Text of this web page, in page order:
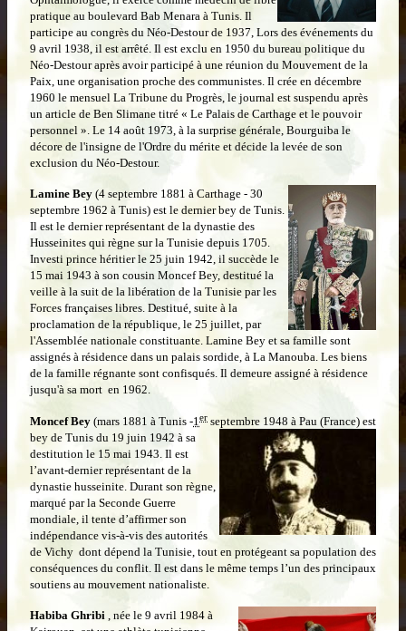
pratique au boulevard Bab Menara à Tunis. Il
participe au congrès du Néo-Destour de 1937, Lors des événements du
9 avril 1938, il est arrêté. Il est exclu en 1950 du bureau politique du
Néo-Destour après avoir participé à une réunion du Mouvement de la
Paix, une organisation proche des communistes. Il crée en décembre
1960 le mensuel La Tribune du Progrès, le journal est suspendu après
un article de Ben Slimane titré « Le Palais de Carthage et le pouvoir
personnel ». Le 14 août 1973, à la surprise générale, Bourguiba le
décore de l'insigne de l'Ordre du mérite et décide la levée de son
exclusion du Néo-Destour.
Lamine Bey (4 septembre 1881 à Carthage - 30
septembre 1962 à Tunis) est le dernier bey de Tunis.
Il est le dernier représentant de la dynastie des
Husseinites qui règne sur la Tunisie depuis 1705.
Investi prince héritier le 25 juin 1942, il succède le
15 mai 1943 à son cousin Moncef Bey, destitué la
veille à la suit de la libération de la Tunisie par les
Forces françaises libres. Destitué, suite à la
proclamation de la république, le 25 juillet, par
l'Assemblée nationale constituante. Lamine Bey et sa famille sont
assignés à résidence dans un palais sordide, à La Manouba. Les biens
de la famille régnante sont confisqués. Il demeure assigné à résidence
jusqu'à sa mort en 1962.
Moncef Bey (mars 1881 à Tunis -1er septembre 1948 à Pau (France) est
bey de Tunis du 19 juin 1942 à sa
destitution le 15 mai 1943. Il est
l’avant-dernier représentant de la
dynastie husseinite. Durant son règne,
marqué par la Seconde Guerre
mondiale, il tente d’affirmer son
indépendance vis-à-vis des autorités
de Vichy dont dépend la Tunisie, tout en protégeant sa population des
conséquences du conflit. Il est dans le même temps l’un des principaux
soutiens au mouvement nationaliste.
Habiba Ghribi , née le 9 avril 1984 à